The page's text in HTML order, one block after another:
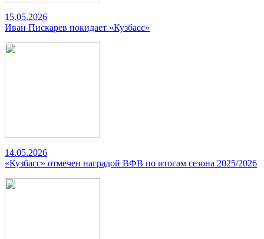
15.05.2026
Иван Пискарев покидает «Кузбасс»
14.05.2026
«Кузбасс» отмечен наградой ВФВ по итогам сезона 2025/2026